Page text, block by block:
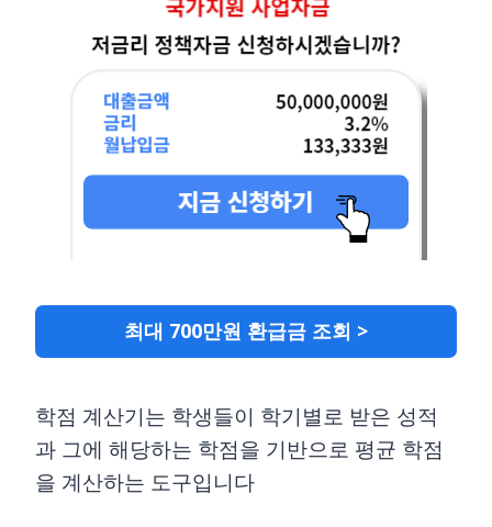
최대 700만원 환급금 조회 >
학점 계산기는 학생들이 학기별로 받은 성적
과 그에 해당하는 학점을 기반으로 평균 학점
을 계산하는 도구입니다